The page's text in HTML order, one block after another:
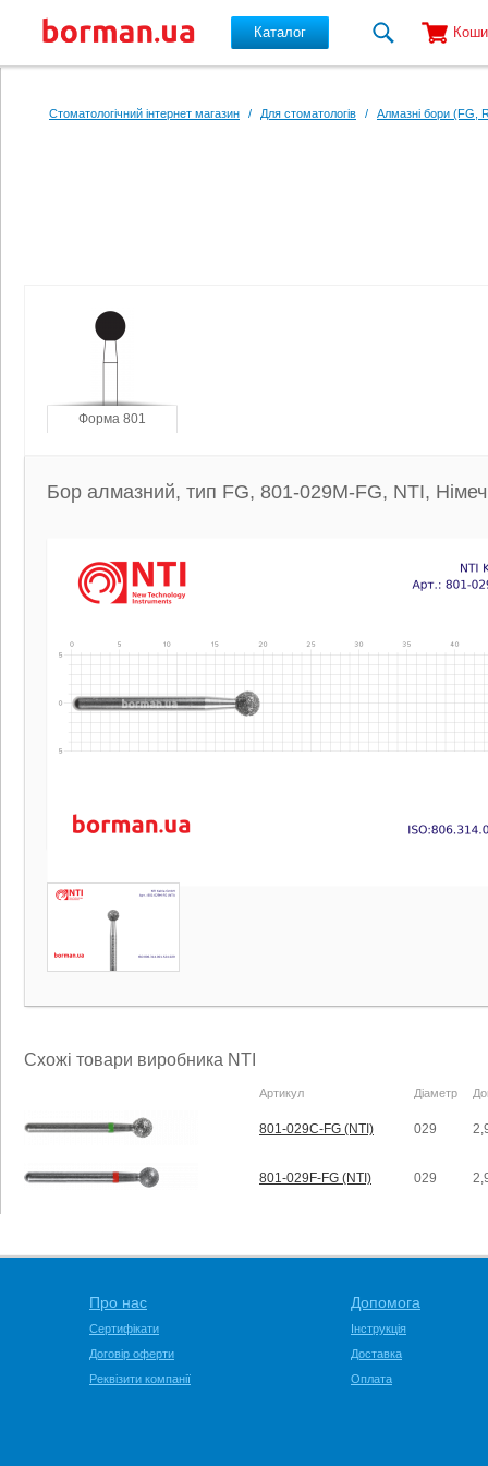
Каталог
Стоматологічний інтернет магазин / Для стоматологів / Алмазні бори (FG,
Форма 801
Бор алмазний, тип FG, 801-029M-FG, NTI,
Схожі товари виробника NTI
Артикул Діаметр
801-029C-FG (NTI) 029
801-029F-FG (NTI) 029
Про нас
Сертифікати
Договір оферти
Реквізити компанії
Допомога
Інструкція
Доставка
Оплата